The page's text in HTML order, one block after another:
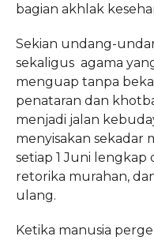
bagian akhlak
Sekian undang-
sekaligus agama
menguap tanpa
penataran dan
menjadi jalan
menyisakan
setiap 1 Juni
retorika murahan,
ulang.
Ketika manusia